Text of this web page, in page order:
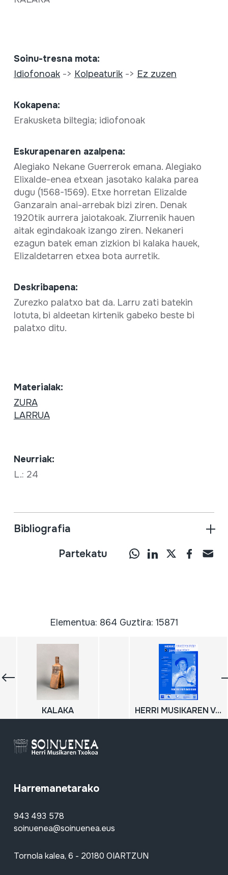
Soinu-tresna mota:
Idiofonoak-> Kolpeaturik-> Ez zuzen
Kokapena:
Erakusketa biltegia; idiofonoak
Eskurapenaren azalpena:
Alegiako Nekane Guerrerok emana. Alegiako
Elixalde-enea etxean jasotako kalaka parea
dugu (1568-1569). Etxe horretan Elizalde
Ganzarain anai-arrebak bizi ziren. Denak
1920tik aurrera jaiotakoak. Ziurrenik hauen
aitak egindakoak izango ziren. Nekaneri
ezagun batek eman zizkion bi kalaka hauek,
Elizaldetarren etxea bota aurretik.
Deskribapena:
Zurezko palatxo bat da. Larru zati batekin
lotuta, bi aldeetan kirtenik gabeko beste bi
palatxo ditu.
Materialak:
ZURA
LARRUA
Neurriak:
L.: 24
Bibliografia
Partekatu
Elementua: 864 Guztira: 15871
KALAKA HERRI MUSIKAREN V. JARDUNALDIAK: Panderoaren inguruan; 2006-11-25; 2006-11-26
Harremanetarako
943 493 578
soinuenea@soinuenea.eus
Tornola kalea, 6 - 20180 OIARTZUN